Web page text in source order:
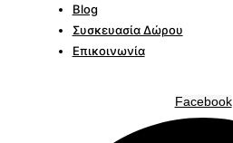
Blog
Συσκευασία Δώρου
Επικοινωνία
Facebook